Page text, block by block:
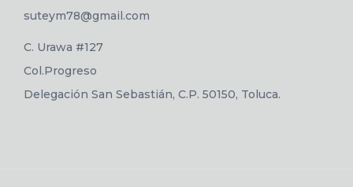
suteym78@gmail.com
C. Urawa #127
Col.Progreso
Delegación San Sebastián, C.P. 50150, Toluca.